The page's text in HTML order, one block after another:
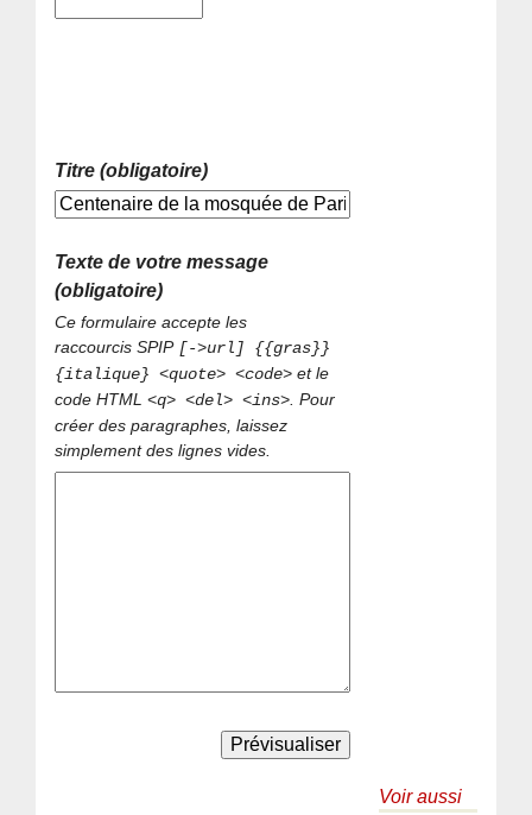
Titre (obligatoire)
Texte de votre message
(obligatoire)
Ce formulaire accepte les
raccourcis SPIP [->url] {{gras}}
{italique} <quote> <code> et le
code HTML<q> <del> <ins> . Pour
créer des paragraphes, laissez
simplement des lignes vides.
Voir aussi